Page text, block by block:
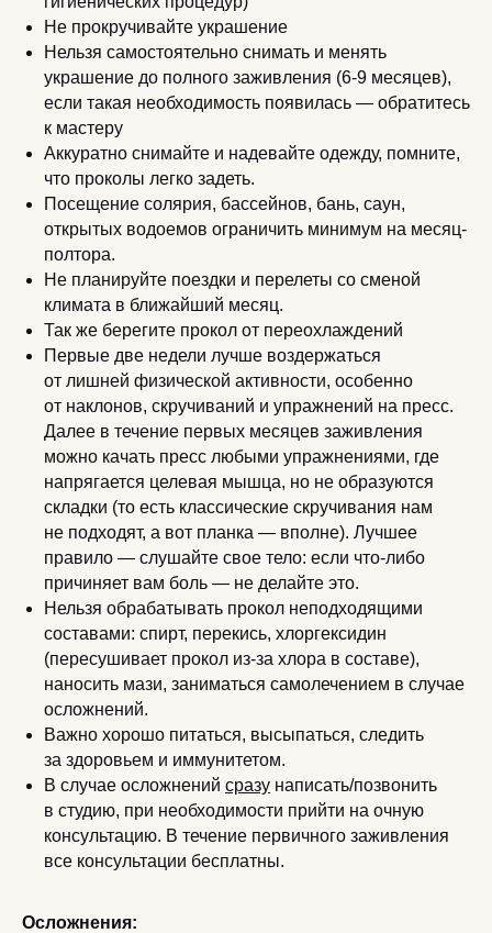
Не прокручивайте украшение
Нельзя самостоятельно снимать и менять
украшение до полного заживления (6-9 месяцев),
если такая необходимость появилась — обратитесь
к мастеру
Аккуратно снимайте и надевайте одежду, помните,
что проколы легко задеть.
Посещение солярия, бассейнов, бань, саун,
открытых водоемов ограничить минимум на месяц-
полтора.
Не планируйте поездки и перелеты со сменой
климата в ближайший месяц.
Так же берегите прокол от переохлаждений
Первые две недели лучше воздержаться
от лишней физической активности, особенно
от наклонов, скручиваний и упражнений на пресс.
Далее в течение первых месяцев заживления
можно качать пресс любыми упражнениями, где
напрягается целевая мышца, но не образуются
складки (то есть классические скручивания нам
не подходят, а вот планка — вполне). Лучшее
правило — слушайте свое тело: если что-либо
причиняет вам боль — не делайте это.
Нельзя обрабатывать прокол неподходящими
составами: спирт, перекись, хлоргексидин
(пересушивает прокол из-за хлора в составе),
наносить мази, заниматься самолечением в случае
осложнений.
Важно хорошо питаться, высыпаться, следить
за здоровьем и иммунитетом.
В случае осложнений сразу написать/позвонить
в студию, при необходимости прийти на очную
консультацию. В течение первичного заживления
все консультации бесплатны.
Осложнения: